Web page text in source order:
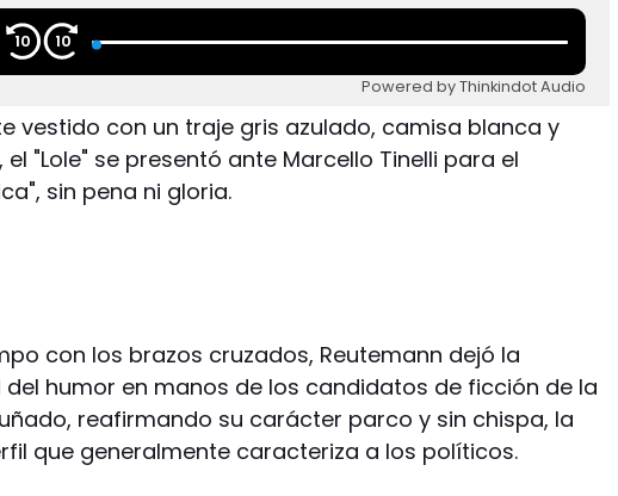
10 10
Powered by Thinkindot Audio
vestido con un traje gris azulado, camisa blanca y
"Lole" se presentó ante Marcello Tinelli para el
sin pena ni gloria.
con los brazos cruzados, Reutemann dejó la
humor en manos de los candidatos de ficción de la
reafirmando su carácter parco y sin chispa, la
que generalmente caracteriza a los políticos.